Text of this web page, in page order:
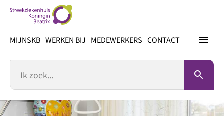
inhoud
menu
MIJNSKB WERKEN BIJ MEDEWERKERS CONTACT
search